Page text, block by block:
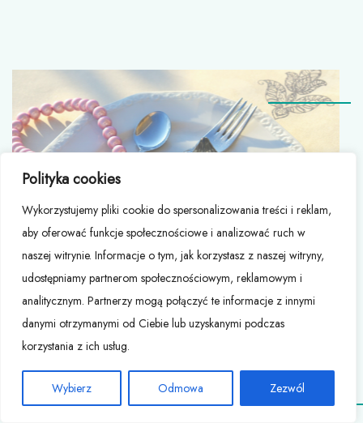
Polityka cookies
Wykorzystujemy pliki cookie do spersonalizowania treści i reklam,
aby oferować funkcje społecznościowe i analizować ruch w
naszej witrynie. Informacje o tym, jak korzystasz z naszej witryny,
udostępniamy partnerom społecznościowym, reklamowym i
analitycznym. Partnerzy mogą połączyć te informacje z innymi
danymi otrzymanymi od Ciebie lub uzyskanymi podczas
korzystania z ich usług.
Wybierz Odmowa Zezwól
Naszyjnik